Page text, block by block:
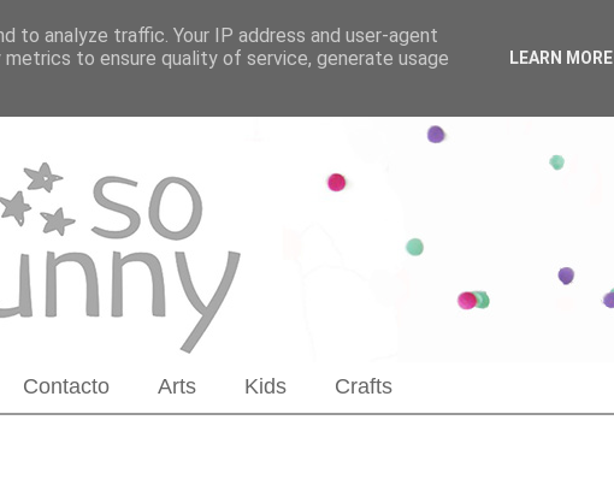
Contacto Arts Kids Crafts
to analyze traffic. Your IP address and user-agent
to ensure quality of service, generate usage
LEARN MORE